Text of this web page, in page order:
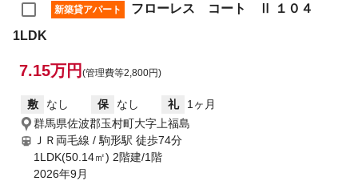
新築貸アパート
フローレス コート Ⅱ １０４
1LDK
7.15万円 (管理費等2,800円)
敷 なし 保 なし 礼
1ヶ月
群馬県佐波郡玉村町大字上福島
ＪＲ両毛線 / 駒形駅 徒歩74分
1LDK(50.14㎡) 2階建/1階
2026年9月